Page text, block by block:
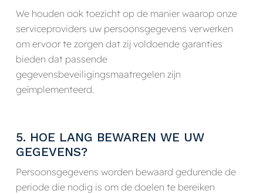
We houden ook toezicht op de manier waarop onze
serviceproviders uw persoonsgegevens verwerken
om ervoor te zorgen dat zij voldoende garanties
bieden dat passende
gegevensbeveiligingsmaatregelen zijn
geïmplementeerd.
5. HOE LANG BEWAREN WE UW
GEGEVENS?
Persoonsgegevens worden bewaard gedurende de
periode die nodig is om de doelen te bereiken